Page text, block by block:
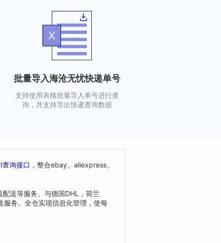
批量导入海沧无忧快递单号
支持使用表格批量导入单号进行查
询，并支持导出快递查询数据
查询接口 ，整合ebay、aliexpress、
送等服务。与德国DHL，荷兰
服务。全仓实现信息化管理，使每